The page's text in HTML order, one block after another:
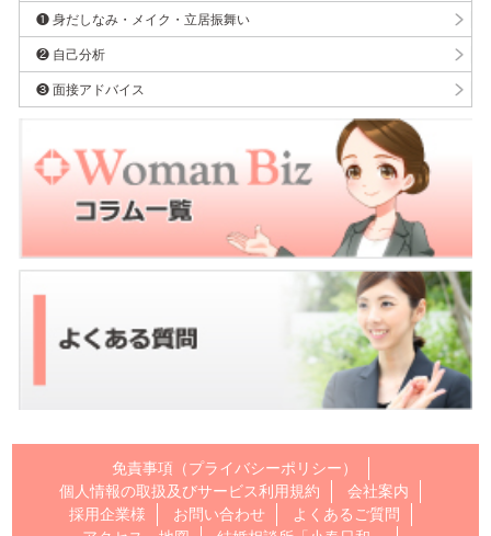
❶ 身だしなみ・メイク・立居振舞い
❷ 自己分析
❸ 面接アドバイス
免責事項（プライバシーポリシー）
個人情報の取扱及びサービス利用規約
会社案内
採用企業様
お問い合わせ
よくあるご質問